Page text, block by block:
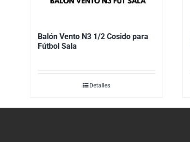
Balón Vento N3 1/2 Cosido para
Fútbol Sala
Detalles